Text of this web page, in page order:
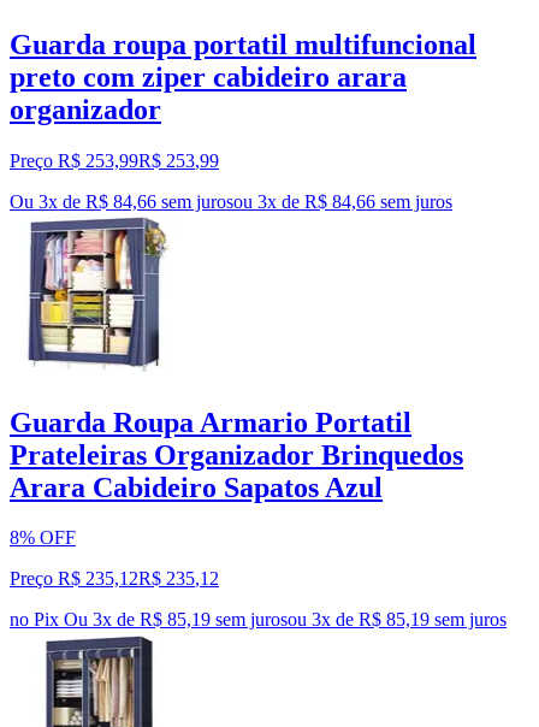
Guarda roupa portatil multifuncional
preto com ziper cabideiro arara
organizador
Preço R$ 253,99R$ 253,99
Ou 3x de R$ 84,66 sem jurosou 3x de R$ 84,66 sem juros
Guarda Roupa Armario Portatil
Prateleiras Organizador Brinquedos
Arara Cabideiro Sapatos Azul
8% OFF
Preço R$ 235,12R$ 235,12
no Pix Ou 3x de R$ 85,19 sem jurosou 3x de R$ 85,19 sem juros